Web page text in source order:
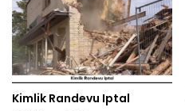
Kimlik Randevu Iptal